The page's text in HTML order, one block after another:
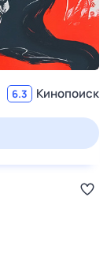
6.3 Кинопоиск